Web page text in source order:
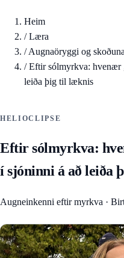
Heim
/Læra
/Augnaöryggi og
/Eftir sólmyrkva: hvenær
leiða þig til læknis
HELIOCLIPSE
Eftir sólmyrkva:
í sjóninni á að leiða
Augneinkenni eftir myrkva ·